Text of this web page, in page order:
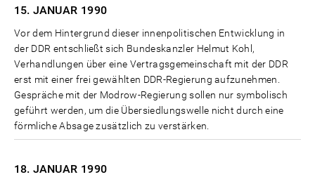
15. JANUAR 1990
Vor dem Hintergrund dieser innenpolitischen Entwicklung in
der DDR entschließt sich Bundeskanzler Helmut Kohl,
Verhandlungen über eine Vertragsgemeinschaft mit der DDR
erst mit einer frei gewählten DDR-Regierung aufzunehmen.
Gespräche mit der Modrow-Regierung sollen nur symbolisch
geführt werden, um die Übersiedlungswelle nicht durch eine
förmliche Absage zusätzlich zu verstärken.
18. JANUAR 1990